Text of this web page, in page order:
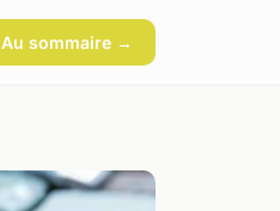
Au sommaire →